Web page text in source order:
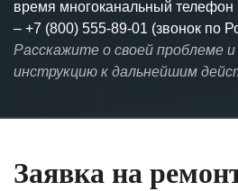
время многоканальный телефон
– +7 (800) 555-89-01 (звонок по
Расскажите о своей проблеме
инструкцию к дальнейшим
Заявка на